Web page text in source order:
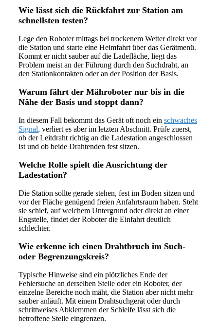
Wie lässt sich die Rückfahrt zur Station am
schnellsten testen?
Lege den Roboter mittags bei trockenem Wetter direkt vor
die Station und starte eine Heimfahrt über das Gerätmenü.
Kommt er nicht sauber auf die Ladefläche, liegt das
Problem meist an der Führung durch den Suchdraht, an
den Stationkontakten oder an der Position der Basis.
Warum fährt der Mähroboter nur bis in die
Nähe der Basis und stoppt dann?
In diesem Fall bekommt das Gerät oft noch ein schwaches
Signal, verliert es aber im letzten Abschnitt. Prüfe zuerst,
ob der Leitdraht richtig an die Ladestation angeschlossen
ist und ob beide Drahtenden fest sitzen.
Welche Rolle spielt die Ausrichtung der
Ladestation?
Die Station sollte gerade stehen, fest im Boden sitzen und
vor der Fläche genügend freien Anfahrtsraum haben. Steht
sie schief, auf weichem Untergrund oder direkt an einer
Engstelle, findet der Roboter die Einfahrt deutlich
schlechter.
Wie erkenne ich einen Drahtbruch im Such-
oder Begrenzungskreis?
Typische Hinweise sind ein plötzliches Ende der
Fehlersuche an derselben Stelle oder ein Roboter, der
einzelne Bereiche noch mäht, die Station aber nicht mehr
sauber anläuft. Mit einem Drahtsuchgerät oder durch
schrittweises Abklemmen der Schleife lässt sich die
betroffene Stelle eingrenzen.